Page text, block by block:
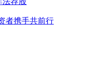
者携手共前行